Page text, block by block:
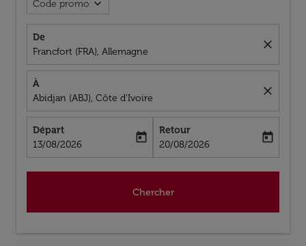
Code promo expand_more
De
Francfort (FRA), Allemagne
close
À
Abidjan (ABJ), Côte d'Ivoire
close
Départ
fc-booking-departure-date-aria-label
13/08/2026
today
Retour
fc-booking-return-date-aria-label
20/08/2026
today
Chercher